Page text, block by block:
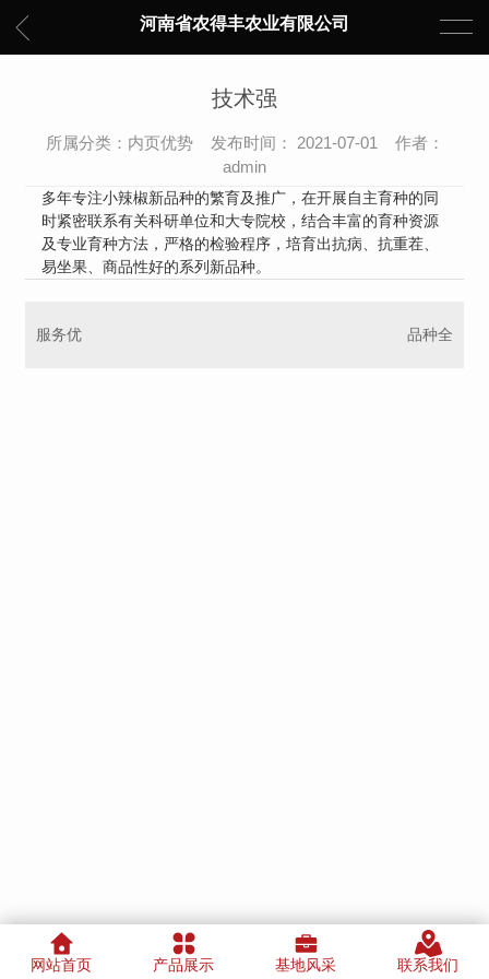
河南省农得丰农业有限公司
技术强
所属分类：内页优势 发布时间： 2021-07-01 作者：
admin
多年专注小辣椒新品种的繁育及推广，在开展自主育种的同
时紧密联系有关科研单位和大专院校，结合丰富的育种资源
及专业育种方法，严格的检验程序，培育出抗病、抗重茬、
易坐果、商品性好的系列新品种。
服务优 品种全
网站首页 产品展示 基地风采 联系我们